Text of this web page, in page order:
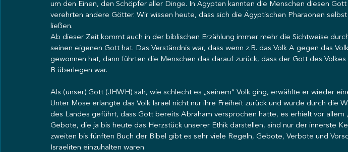
um den Einen, den Schöpfer aller Dinge. In Ägypten kannten die Menschen diesen
verehrten andere Götter. Wir wissen heute, dass sich die Ägyptischen Pharaonen
ließen.
Ab dieser Zeit kommt auch in der biblischen Erzählung immer mehr die Sichtweise
seinen eigenen Gott hat. Das Verständnis war, dass wenn z.B. das Volk A gegen das
gewonnen hat, dann führten die Menschen das darauf zurück, dass der Gott des
B überlegen war.
Als (unser) Gott (JHWH) sah, wie schlecht es „seinem“ Volk ging, erwählte er wieder
Unter Mose erlangte das Volk Israel nicht nur ihre Freiheit zurück und wurde durch die
des Landes geführt, dass Gott bereits Abraham versprochen hatte, es erhielt vor allem
Gebote, die ja bis heute das Herzstück unserer Ethik darstellen, sind nur der innerste
zweiten bis fünften Buch der Bibel gibt es sehr viele Regeln, Gebote, Verbote und
Israeliten einzuhalten waren.